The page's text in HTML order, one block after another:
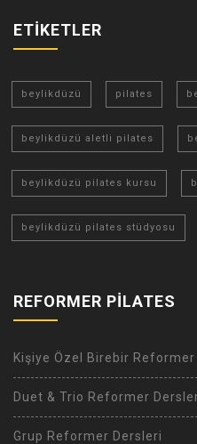
ETİKETLER
beylikdüzü pilates
beylikdüzü aletli pilates
beylikdüzü pilates kursu
beylikdüzü pilates stüdyosu
REFORMER PİLATES
Kişiye Özel Birebir
Duet & Trio Reformer
Grup Reformer Dersleri